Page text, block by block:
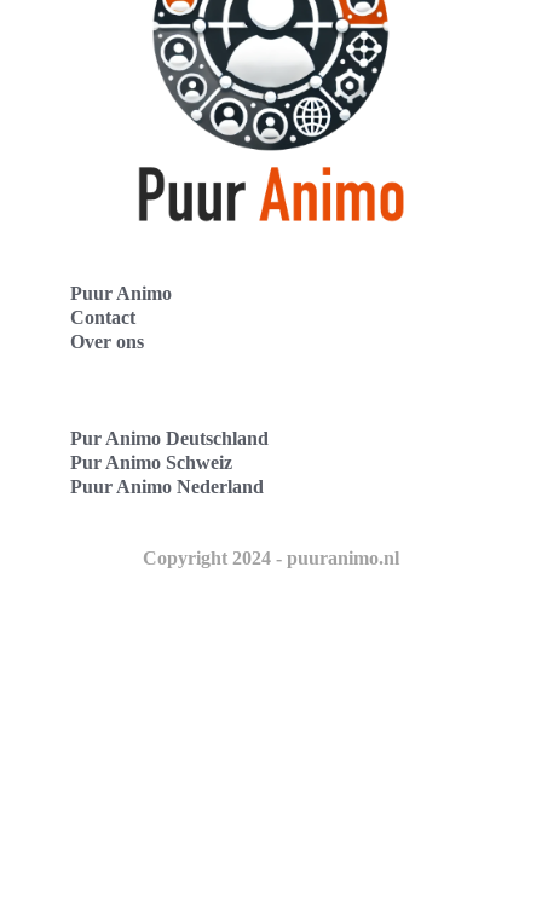
Puur Animo
Contact
Over ons
Pur Animo Deutschland
Pur Animo Schweiz
Puur Animo Nederland
Copyright 2024 - puuranimo.nl